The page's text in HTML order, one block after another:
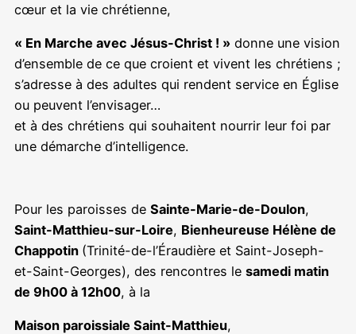
cœur et la vie chrétienne,
« En Marche avec Jésus-Christ ! » donne une vision
d’ensemble de ce que croient et vivent les chrétiens ;
s’adresse à des adultes qui rendent service en Église
ou peuvent l’envisager…
et à des chrétiens qui souhaitent nourrir leur foi par
une démarche d’intelligence.
Pour les paroisses de Sainte-Marie-de-Doulon,
Saint-Matthieu-sur-Loire, Bienheureuse Hélène de
Chappotin (Trinité-de-l’Éraudière et Saint-Joseph-
et-Saint-Georges), des rencontres le samedi matin
de 9h00 à 12h00, à la
Maison paroissiale Saint-Matthieu,